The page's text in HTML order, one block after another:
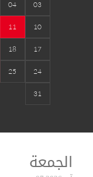
03
04
10
11
17
18
24
25
31
الجمعة